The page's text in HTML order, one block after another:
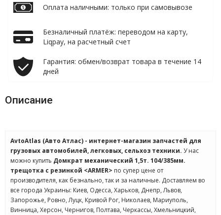
Оплата наличными: только при самовывозе
Безналичный платёж: переводом на карту,
Liqpay, на расчетный счет
Гарантия: обмен/возврат товара в течение 14
дней
Описание
AvtoAtlas (Авто Атлас) - интернет-магазин запчастей для
грузовых автомобилей, легковых, сельхоз техники. У нас
можно купить Домкрат механический 1,5т. 104/385мм.
трещотка с резинкой <ARMER> по супер цене от
производителя, как безнально, так и за наличные. Доставляем во
все города Украины: Киев, Одесса, Харьков, Днепр, Львов,
Запорожье, Ровно, Луцк, Кривой Рог, Николаев, Мариуполь,
Винница, Херсон, Чернигов, Полтава, Черкассы, Хмельницкий,